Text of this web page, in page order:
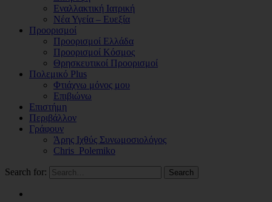
Εναλλακτική Ιατρική
Νέα Υγεία – Ευεξία
Προορισμοί
Προορισμοί Ελλάδα
Προορισμοί Κόσμος
Θρησκευτικοί Προορισμοί
Πολεμικό Plus
Φτιάχνω μόνος μου
Επιβιώνω
Επιστήμη
Περιβάλλον
Γράφουν
Άρης Ιχθύς Συνωμοσιολόγος
Chris_Polemiko
Search for: Search